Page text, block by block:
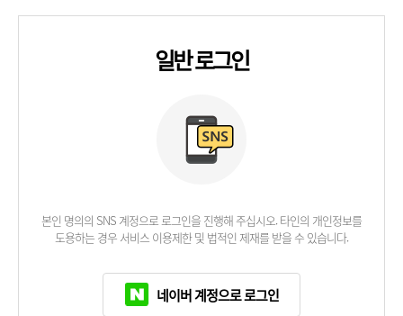
일반 로그인
본인 명의의 SNS 계정으로 로그인을 진행해 주십시오. 타인의 개인정보를
도용하는 경우 서비스 이용제한 및 법적인 제재를 받을 수 있습니다.
네이버 계정으로 로그인